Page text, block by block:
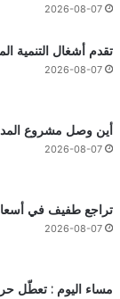
2026-08-07
تقدم أشغال التنمية
2026-08-07
أين وصل مشروع
2026-08-07
تراجع طفيف في
2026-08-07
مساء اليوم : تعطّل